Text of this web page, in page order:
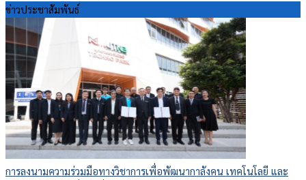
ข่าวประชาสัมพันธ์
การลงนามความร่วมมือทางวิชาการเพื่อพัฒนากาลังคน เทคโนโลยี และ